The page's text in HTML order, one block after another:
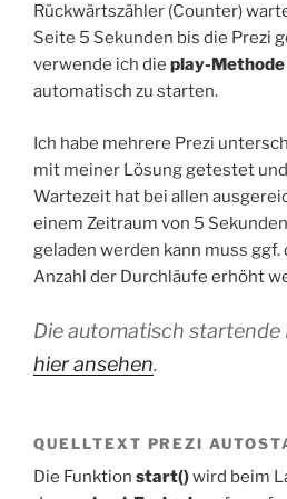
Rückwärtszähler (Counter)
Seite 5 Sekunden bis die Prezi
verwende ich die play-Methode
automatisch zu starten.
Ich habe mehrere Prezi
mit meiner Lösung getestet
Wartezeit hat bei allen
einem Zeitraum von 5
geladen werden kann muss ggf.
Anzahl der Durchläufe erhöht
Die automatisch startende
hier ansehen.
QUELLTEXT PREZI
Die Funktion start()wird beim